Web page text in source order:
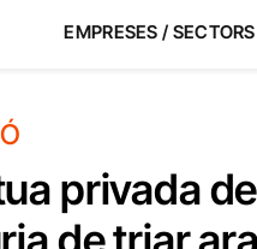
EMPRESES / SECTORS
privada